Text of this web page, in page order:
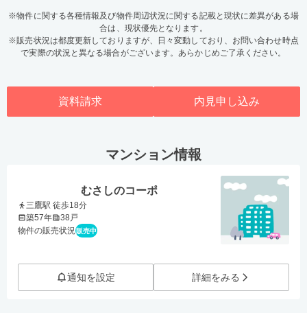
※物件に関する各種情報及び物件周辺状況に関する記載と現状に差異がある場
合は、現状優先となります。
※販売状況は都度更新しておりますが、日々変動しており、お問い合わせ時点
で実際の状況と異なる場合がございます。あらかじめご了承ください。
資料請求 内見申し込み
マンション情報
むさしのコーポ
三鷹駅 徒歩18分
築57年
38戸
物件の販売状況販売中
通知を設定 詳細をみる